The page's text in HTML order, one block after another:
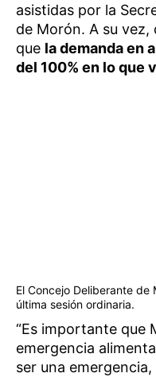
asistidas por la
de Morón. A su vez,
que la demanda en
del 100% en lo que
El Concejo Deliberante de
última sesión ordinaria.
“Es importante que
emergencia
ser una